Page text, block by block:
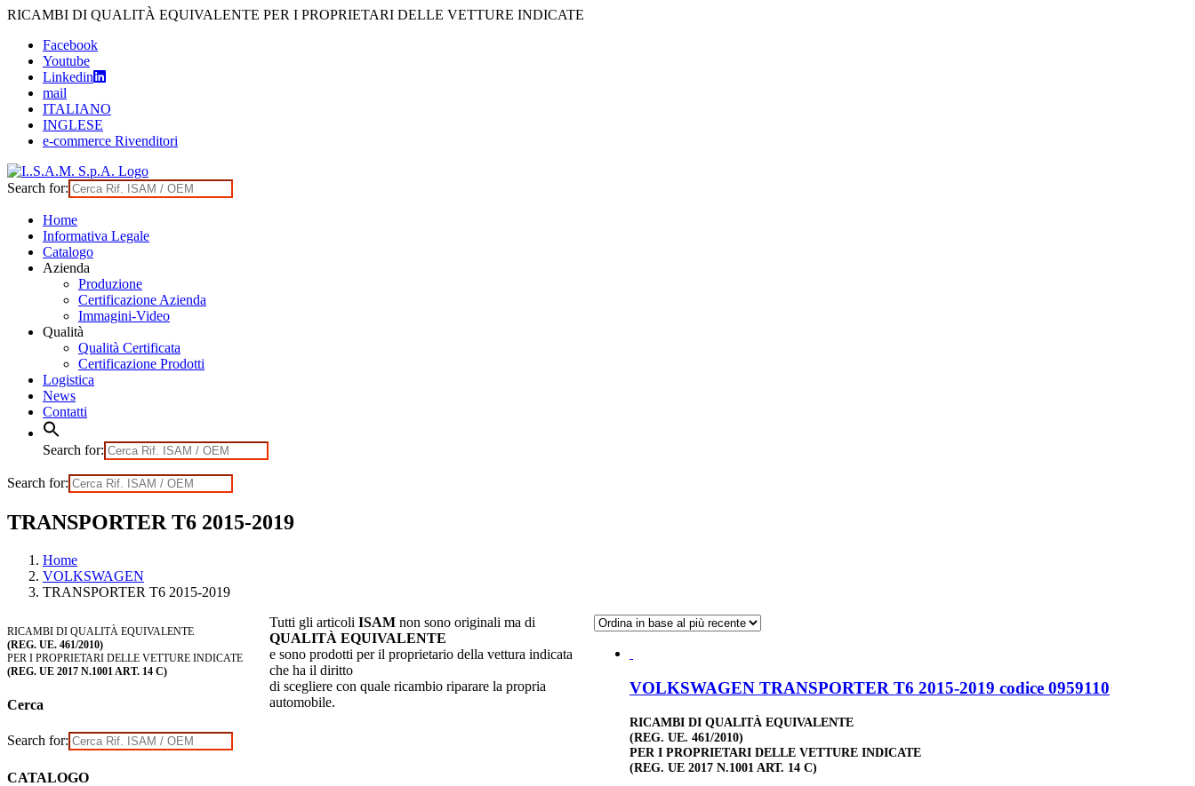
Skip
content
RICAMBI DI QUALITÀ EQUIVALENTE PER I PROPRIETARI DELLE VETTURE INDICATE
Facebook
Youtube
Linkedin
mail
ITALIANO
INGLESE
e-commerce Rivenditori
Search for:
Home
Informativa Legale
Catalogo
Azienda
Produzione
Certificazione Azienda
Immagini-Video
Qualità
Qualità Certificata
Certificazione Prodotti
Logistica
News
Contatti
Search for:
Search for:
TRANSPORTER T6 2015-2019
Home
VOLKSWAGEN
TRANSPORTER T6 2015-2019
VOLKSWAGEN TRANSPORTER T6 2015-2019 codice 0959110
RICAMBI DI QUALITÀ EQUIVALENTE
(REG. UE. 461/2010)
PER I PROPRIETARI DELLE VETTURE INDICATE
(REG. UE 2017 N.1001 ART. 14 C)
RICAMBI DI QUALITÀ EQUIVALENTE
(REG. UE. 461/2010)
PER I PROPRIETARI DELLE VETTURE INDICATE
(REG. UE 2017 N.1001 ART. 14 C)
Cerca
Search for:
CATALOGO
Tutti gli articoli ISAM non sono originali ma di
QUALITÀ EQUIVALENTE
e sono prodotti per il proprietario della vettura indicata
che ha il diritto
di scegliere con quale ricambio riparare la propria
automobile.